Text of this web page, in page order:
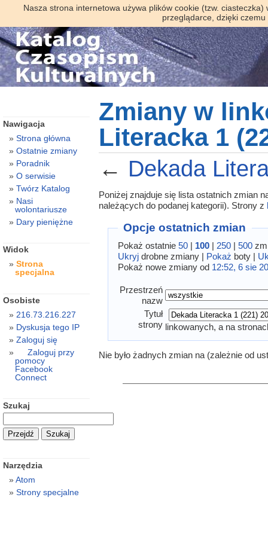
Nasza strona internetowa używa plików cookie (tzw.
przeglądarce, dzięki
Zmiany w
Literacka 1
← Dekada
Poniżej znajduje się lista ostatnich zmian
należących do podanej kategorii). Strony z
Opcje ostatnich zmian
Pokaż ostatnie 50| 100| 250| 500
Ukryjdrobne zmiany | Pokaż boty |
Pokaż nowe zmiany od 12:52, 6 sie
Przestrzeń
nazw
Tytuł
strony linkowanych, a na
Nie było żadnych zmian na (zależnie od
Nawigacja
Strona główna
Ostatnie zmiany
Poradnik
O serwisie
Twórz Katalog
Nasi
wolontariusze
Dary pieniężne
Widok
Strona
specjalna
Osobiste
216.73.216.227
Dyskusja tego IP
Zaloguj się
Zaloguj przy
pomocy
Facebook
Connect
Szukaj
Narzędzia
Atom
Strony specjalne